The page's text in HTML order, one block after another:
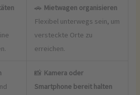
🚗 Mietwagen organisieren
Flexibel unterwegs sein, um
versteckte Orte zu
erreichen.
📸 Kamera oder
Smartphone bereit halten